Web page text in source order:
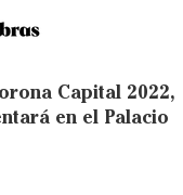
Capital 2022,
en el Palacio